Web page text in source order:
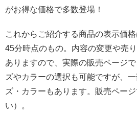
がお得な価格で多数登場！
これからご紹介する商品の表示価
45分時点のもの。内容の変更や売
ありますので、実際の販売ページ
ズやカラーの選択も可能ですが、
ズ・カラーもあります。販売ペー
い）。